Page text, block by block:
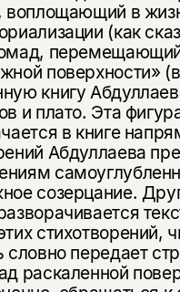
воплощающий в
(как
поверхности»
книгу
и плато. Эта
в книге
Абдуллаева
созерцание.
стихотворений,
словно передает
раскаленной